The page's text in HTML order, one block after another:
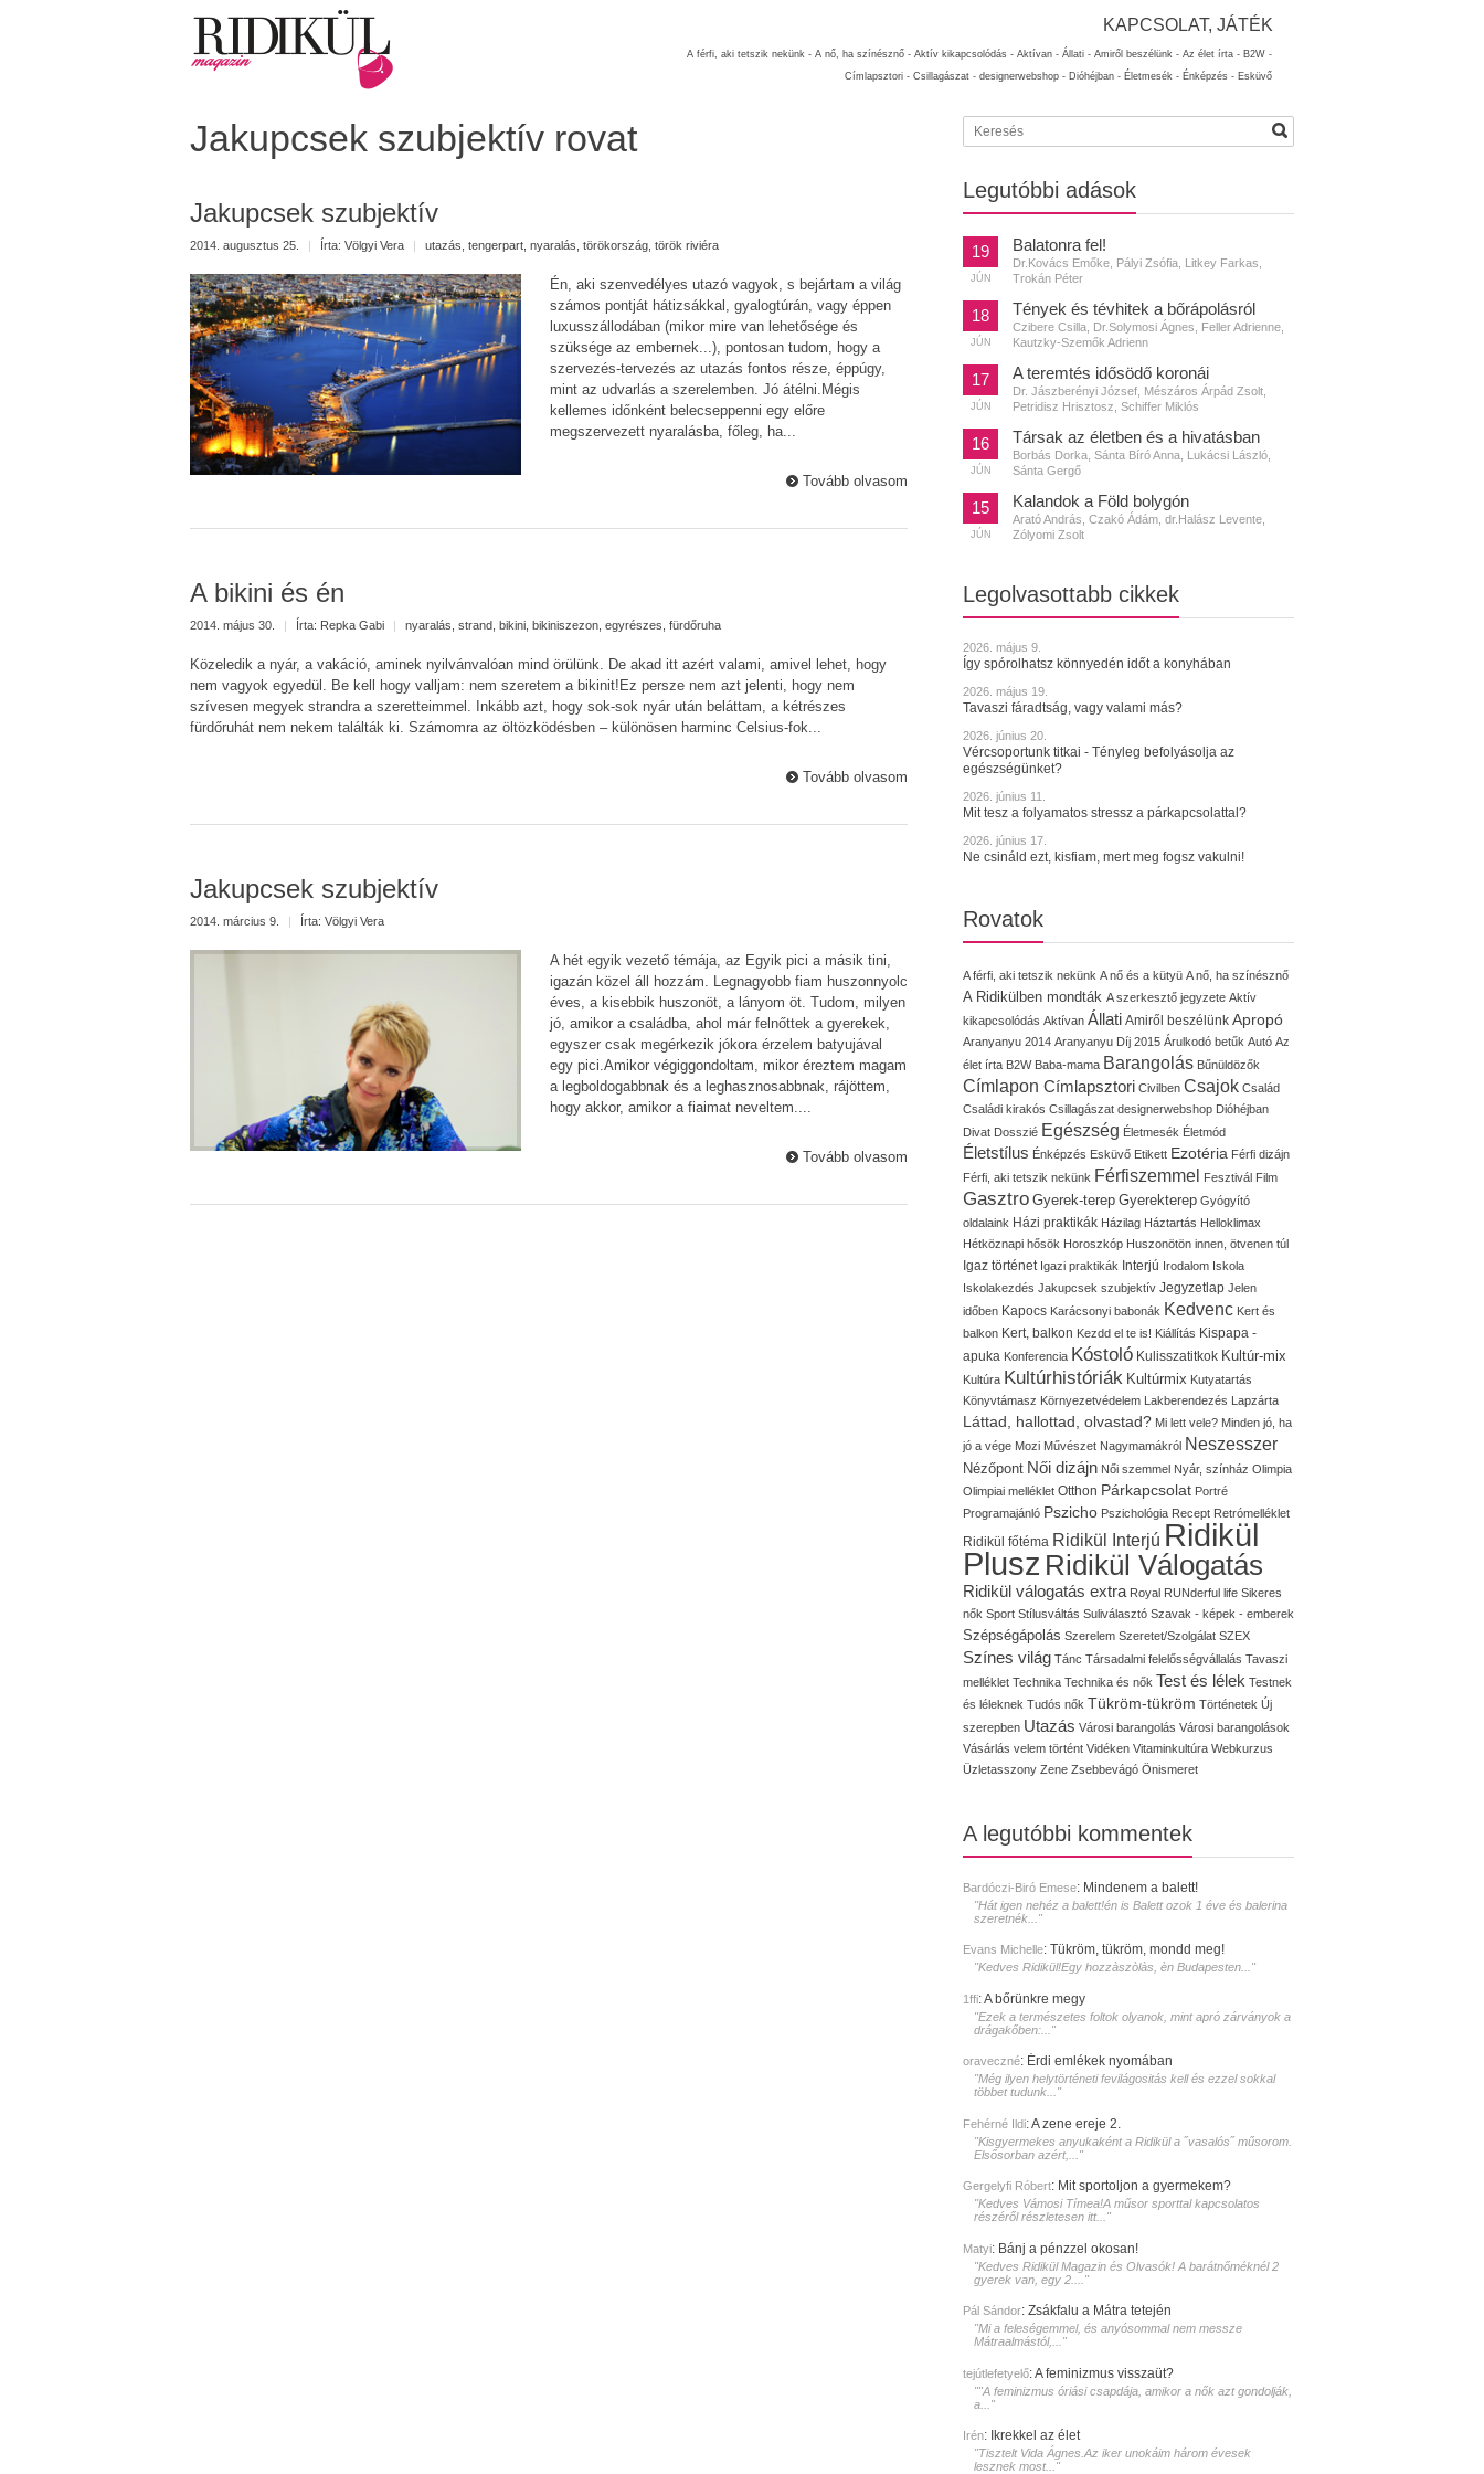
KAPCSOLAT, JÁTÉK
A férfi, aki tetszik nekünk - A nő, ha színésznő - Aktív kikapcsolódás - Aktívan - Állati - Amiről beszélünk - Az élet írta - B2W -
Címlapsztori - Csillagászat - designerwebshop - Dióhéjban - Életmesék - Énképzés - Esküvő
Jakupcsek szubjektív rovat
Jakupcsek szubjektív
2014. augusztus 25. | Írta: Völgyi Vera | utazás tengerpart nyaralás törökország török riviéra
Én, aki szenvedélyes utazó vagyok, s bejártam a világ
számos pontját hátizsákkal, gyalogtúrán, vagy éppen
luxusszállodában (mikor mire van lehetősége és
szüksége az embernek...), pontosan tudom, hogy a
szervezés-tervezés az utazás fontos része, éppúgy,
mint az udvarlás a szerelemben. Jó átélni.Mégis
kellemes időnként belecseppenni egy előre
megszervezett nyaralásba, főleg, ha...
Tovább olvasom
A bikini és én
2014. május 30. | Írta: Repka Gabi | nyaralás strand bikini bikiniszezon egyrészes fürdőruha
Közeledik a nyár, a vakáció, aminek nyilvánvalóan mind örülünk. De akad itt azért valami, amivel lehet, hogy
nem vagyok egyedül. Be kell hogy valljam: nem szeretem a bikinit!Ez persze nem azt jelenti, hogy nem
szívesen megyek strandra a szeretteimmel. Inkább azt, hogy sok-sok nyár után beláttam, a kétrészes
fürdőruhát nem nekem találták ki. Számomra az öltözködésben – különösen harminc Celsius-fok...
Tovább olvasom
Jakupcsek szubjektív
2014. március 9. | Írta: Völgyi Vera
A hét egyik vezető témája, az Egyik pici a másik tini,
igazán közel áll hozzám. Legnagyobb fiam huszonnyolc
éves, a kisebbik huszonöt, a lányom öt. Tudom, milyen
jó, amikor a családba, ahol már felnőttek a gyerekek,
egyszer csak megérkezik jókora érzelem batyujával
egy pici.Amikor végiggondoltam, mikor éreztem magam
a legboldogabbnak és a leghasznosabbnak, rájöttem,
hogy akkor, amikor a fiaimat neveltem....
Tovább olvasom
Legutóbbi adások
19
JÚN
Balatonra fel!
Dr.Kovács Emőke, Pályi Zsófia, Litkey Farkas,
Trokán Péter
18
JÚN
Tények és tévhitek a bőrápolásról
Czibere Csilla, Dr.Solymosi Ágnes, Feller Adrienne,
Kautzky-Szemők Adrienn
17
JÚN
A teremtés idősödő koronái
Dr. Jászberényi József, Mészáros Árpád Zsolt,
Petridisz Hrisztosz, Schiffer Miklós
16
JÚN
Társak az életben és a hivatásban
Borbás Dorka, Sánta Bíró Anna, Lukácsi László,
Sánta Gergő
15
JÚN
Kalandok a Föld bolygón
Arató András, Czakó Ádám, dr.Halász Levente,
Zólyomi Zsolt
Legolvasottabb cikkek
2026. május 9.
Így spórolhatsz könnyedén időt a konyhában
2026. május 19.
Tavaszi fáradtság, vagy valami más?
2026. június 20.
Vércsoportunk titkai - Tényleg befolyásolja az
egészségünket?
2026. június 11.
Mit tesz a folyamatos stressz a párkapcsolattal?
2026. június 17.
Ne csináld ezt, kisfiam, mert meg fogsz vakulni!
Rovatok
A férfi, aki tetszik nekünk A nő és a kütyü A nő, ha színésznő
A Ridikülben mondták A szerkesztő jegyzete Aktív
kikapcsolódás Aktívan Állati Amiről beszélünk Apropó
Aranyanyu 2014 Aranyanyu Díj 2015 Árulkodó betűk Autó Az
élet írta B2W Baba-mama Barangolás Bűnüldözők
Címlapon Címlapsztori Civilben Csajok Család
Családi kirakós Csillagászat designerwebshop Dióhéjban
Divat Dosszié Egészség Életmesék Életmód
Életstílus Énképzés Esküvő Etikett Ezotéria Férfi dizájn
Férfi, aki tetszik nekünk Férfiszemmel Fesztivál Film
Gasztro Gyerek-terep Gyerekterep Gyógyító
oldalaink Házi praktikák Házilag Háztartás Helloklimax
Hétköznapi hősök Horoszkóp Huszonötön innen, ötvenen túl
Igaz történet Igazi praktikák Interjú Irodalom Iskola
Iskolakezdés Jakupcsek szubjektív Jegyzetlap Jelen
időben Kapocs Karácsonyi babonák Kedvenc Kert és
balkon Kert, balkon Kezdd el te is! Kiállítás Kispapa -
apuka Konferencia Kóstoló Kulisszatitkok Kultúr-mix
Kultúra Kultúrhistóriák Kultúrmix Kutyatartás
Könyvtámasz Környezetvédelem Lakberendezés Lapzárta
Láttad, hallottad, olvastad? Mi lett vele? Minden jó, ha
jó a vége Mozi Művészet Nagymamákról Neszesszer
Nézőpont Női dizájn Női szemmel Nyár, színház Olimpia
Olimpiai melléklet Otthon Párkapcsolat Portré
Programajánló Pszicho Pszichológia Recept Retrómelléklet
Ridikül főtéma Ridikül Interjú Ridikül
Plusz Ridikül Válogatás
Ridikül válogatás extra Royal RUNderful life Sikeres
nők Sport Stílusváltás Suliválasztó Szavak - képek - emberek
Szépségápolás Szerelem Szeretet/Szolgálat SZEX
Színes világ Tánc Társadalmi felelősségvállalás Tavaszi
melléklet Technika Technika és nők Test és lélek Testnek
és léleknek Tudós nők Tükröm-tükröm Történetek Új
szerepben Utazás Városi barangolás Városi barangolások
Vásárlás velem történt Vidéken Vitaminkultúra Webkurzus
Üzletasszony Zene Zsebbevágó Önismeret
A legutóbbi kommentek
Bardóczi-Biró Emese: Mindenem a balett!
"Hát igen nehéz a balett!én is Balett ozok 1 éve és balerina
szeretnék..."
Evans Michelle: Tükröm, tükröm, mondd meg!
"Kedves Ridikül!Egy hozzàszòlàs, èn Budapesten..."
1ffi:A bőrünkre megy
"Ezek a természetes foltok olyanok, mint apró zárványok a
drágakőben:..."
oraveczné: Érdi emlékek nyomában
"Még ilyen helytörténeti fevilágositás kell és ezzel sokkal
többet tudunk..."
Fehérné Ildi:A zene ereje 2.
"Kisgyermekes anyukaként a Ridikül a ˝vasalós˝ műsorom.
Elsősorban azért,..."
Gergelyfi Róbert: Mit sportoljon a gyermekem?
"Kedves Vámosi Tímea!A műsor sporttal kapcsolatos
részéről részletesen itt..."
Matyi: Bánj a pénzzel okosan!
"Kedves Ridikül Magazin és Olvasók! A barátnőméknél 2
gyerek van, egy 2...."
Pál Sándor: Zsákfalu a Mátra tetején
"Mi a feleségemmel, és anyósommal nem messze
Mátraalmástól,..."
tejútlefetyelő:A feminizmus visszaüt?
""A feminizmus óriási csapdája, amikor a nők azt gondolják,
a..."
Irén: Ikrekkel az élet
"Tisztelt Vida Ágnes.Az iker unokáim három évesek
lesznek most..."